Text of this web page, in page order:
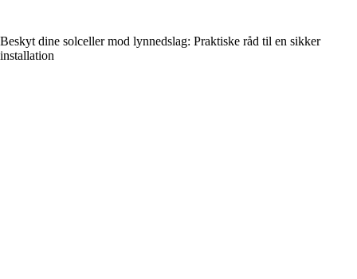
Beskyt dine solceller mod lynnedslag: Praktiske råd til en sikker
installation